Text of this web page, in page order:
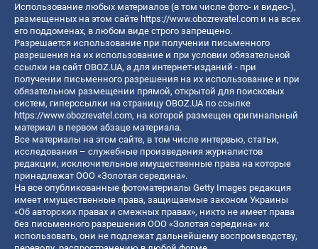
Использование любых материалов (в том числе фото- и видео-),
размещенных на этом сайте https://www.obozrevatel.com и на всех
его поддоменах, в любом виде строго запрещено.
Разрешается использование при получении письменного
разрешения на их использование и при условии обязательной
ссылки на сайт OBOZ.UA, а для интернет-изданий - при
получении письменного разрешения на их использование и при
обязательном размещении прямой, открытой для поисковых
систем, гиперссылки на страницу OBOZ.UA по ссылке
https://www.obozrevatel.com, на которой размещен оригинальный
материал в первом абзаце материала.
Все материалы на этом сайте, в том числе интервью, статьи,
исследования – служебные произведения журналистов
редакции, исключительные имущественные права на которые
принадлежат ООО «Золотая середина».
На все опубликованные фотоматериалы Getty Images редакция
имеет имущественные права, защищаемые законом Украины
«Об авторских правах и смежных правах», никто не имеет права
без письменного разрешения ООО «Золотая середина» их
использовать, они не подлежат дальнейшему воспроизводству,